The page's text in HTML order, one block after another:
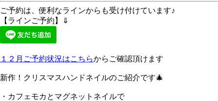
ご予約は、便利なラインからも受け付けています♪
【ラインご予約】⇓
１２月ご予約状況はこちらからご確認頂けます
新作！クリスマスハンドネイルのご紹介です🎄
・カフェモカとマグネットネイルで